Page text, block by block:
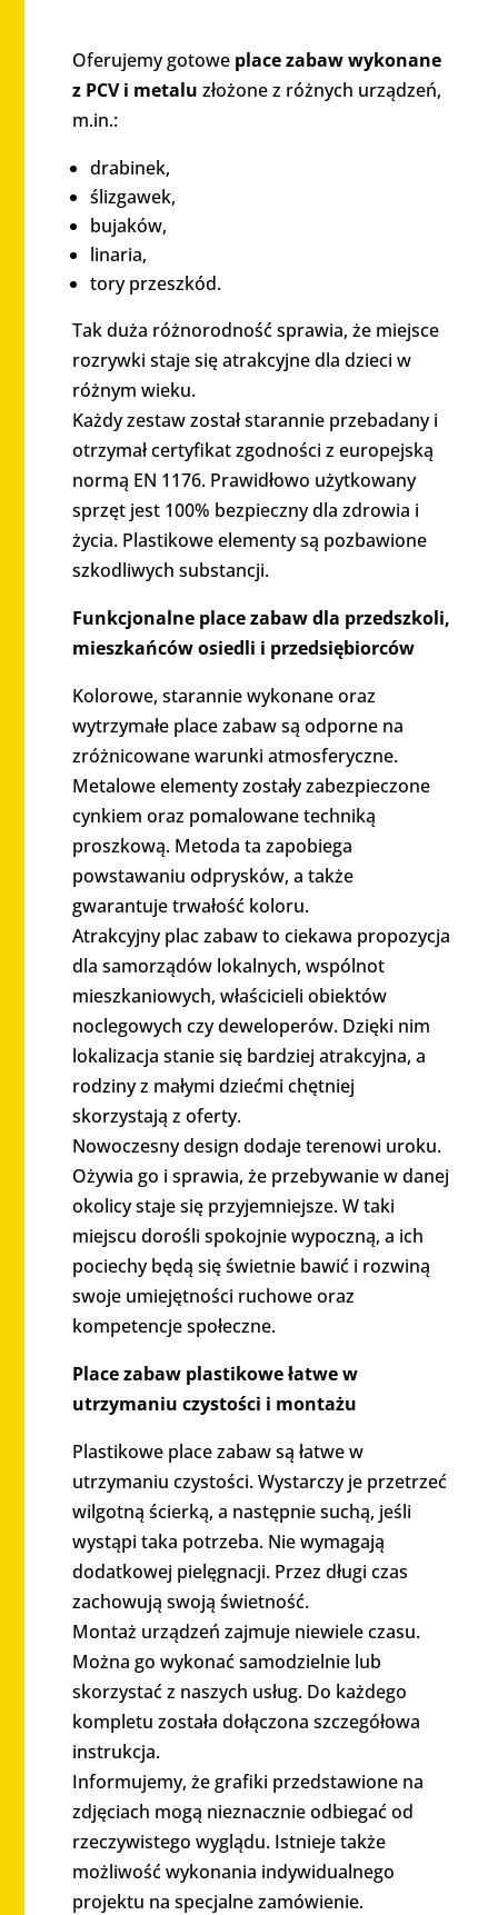
Oferujemy gotowe place zabaw wykonane
z PCV i metalu złożone z różnych urządzeń,
m.in.:
drabinek,
ślizgawek,
bujaków,
linaria,
tory przeszkód.
Tak duża różnorodność sprawia, że miejsce
rozrywki staje się atrakcyjne dla dzieci w
różnym wieku.
Każdy zestaw został starannie przebadany i
otrzymał certyfikat zgodności z europejską
normą EN 1176. Prawidłowo użytkowany
sprzęt jest 100% bezpieczny dla zdrowia i
życia. Plastikowe elementy są pozbawione
szkodliwych substancji.
Funkcjonalne place zabaw dla przedszkoli,
mieszkańców osiedli i przedsiębiorców
Kolorowe, starannie wykonane oraz
wytrzymałe place zabaw są odporne na
zróżnicowane warunki atmosferyczne.
Metalowe elementy zostały zabezpieczone
cynkiem oraz pomalowane techniką
proszkową. Metoda ta zapobiega
powstawaniu odprysków, a także
gwarantuje trwałość koloru.
Atrakcyjny plac zabaw to ciekawa propozycja
dla samorządów lokalnych, wspólnot
mieszkaniowych, właścicieli obiektów
noclegowych czy deweloperów. Dzięki nim
lokalizacja stanie się bardziej atrakcyjna, a
rodziny z małymi dziećmi chętniej
skorzystają z oferty.
Nowoczesny design dodaje terenowi uroku.
Ożywia go i sprawia, że przebywanie w danej
okolicy staje się przyjemniejsze. W taki
miejscu dorośli spokojnie wypoczną, a ich
pociechy będą się świetnie bawić i rozwiną
swoje umiejętności ruchowe oraz
kompetencje społeczne.
Place zabaw plastikowe łatwe w
utrzymaniu czystości i montażu
Plastikowe place zabaw są łatwe w
utrzymaniu czystości. Wystarczy je przetrzeć
wilgotną ścierką, a następnie suchą, jeśli
wystąpi taka potrzeba. Nie wymagają
dodatkowej pielęgnacji. Przez długi czas
zachowują swoją świetność.
Montaż urządzeń zajmuje niewiele czasu.
Można go wykonać samodzielnie lub
skorzystać z naszych usług. Do każdego
kompletu została dołączona szczegółowa
instrukcja.
Informujemy, że grafiki przedstawione na
zdjęciach mogą nieznacznie odbiegać od
rzeczywistego wyglądu. Istnieje także
możliwość wykonania indywidualnego
projektu na specjalne zamówienie.